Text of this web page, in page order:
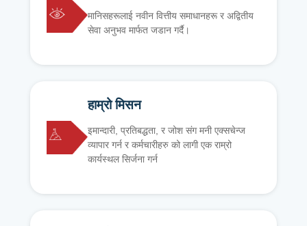
मानिसहरूलाई नवीन वित्तीय समाधानहरू र अद्वितीय
सेवा अनुभव मार्फत जडान गर्दै।
हाम्रो मिसन
इमान्दारी, प्रतिबद्धता, र जोश संग मनी एक्सचेन्ज
व्यापार गर्न र कर्मचारीहरु को लागी एक राम्रो
कार्यस्थल सिर्जना गर्न